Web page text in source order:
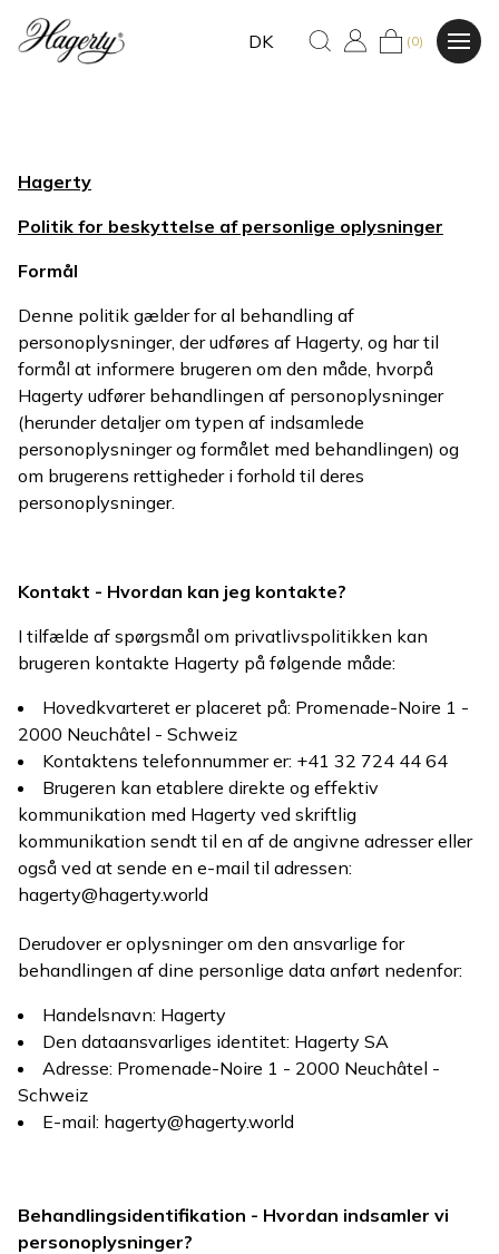
DK (0)
Hagerty
Politik for beskyttelse af personlige oplysninger
Formål
Denne politik gælder for al behandling af
personoplysninger, der udføres af Hagerty, og har til
formål at informere brugeren om den måde, hvorpå
Hagerty udfører behandlingen af personoplysninger
(herunder detaljer om typen af indsamlede
personoplysninger og formålet med behandlingen) og
om brugerens rettigheder i forhold til deres
personoplysninger.
Kontakt - Hvordan kan jeg kontakte?
I tilfælde af spørgsmål om privatlivspolitikken kan
brugeren kontakte Hagerty på følgende måde:
Hovedkvarteret er placeret på: Promenade-Noire 1 -
2000 Neuchâtel - Schweiz
Kontaktens telefonnummer er: +41 32 724 44 64
Brugeren kan etablere direkte og effektiv
kommunikation med Hagerty ved skriftlig
kommunikation sendt til en af de angivne adresser eller
også ved at sende en e-mail til adressen:
hagerty@hagerty.world
Derudover er oplysninger om den ansvarlige for
behandlingen af dine personlige data anført nedenfor:
Handelsnavn: Hagerty
Den dataansvarliges identitet: Hagerty SA
Adresse: Promenade-Noire 1 - 2000 Neuchâtel -
Schweiz
E-mail: hagerty@hagerty.world
Behandlingsidentifikation - Hvordan indsamler vi
personoplysninger?